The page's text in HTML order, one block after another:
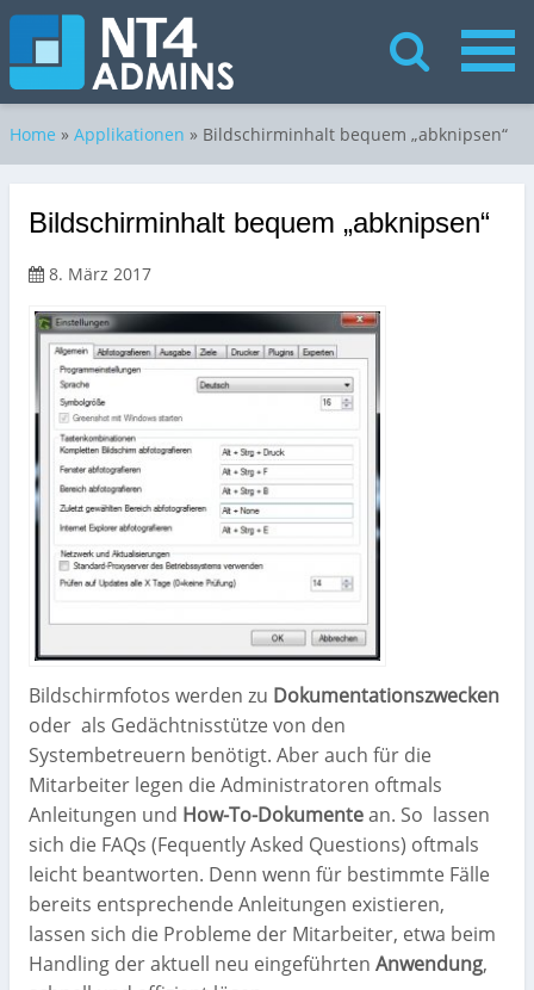
Home » Applikationen » Bildschirminhalt bequem „abknipsen“
Bildschirminhalt bequem „abknipsen“
8. März 2017
Bildschirmfotos werden zu Dokumentationszwecken
oder als Gedächtnisstütze von den
Systembetreuern benötigt. Aber auch für die
Mitarbeiter legen die Administratoren oftmals
Anleitungen und How-To-Dokumentean. So lassen
sich die FAQs (Fequently Asked Questions) oftmals
leicht beantworten. Denn wenn für bestimmte Fälle
bereits entsprechende Anleitungen existieren,
lassen sich die Probleme der Mitarbeiter, etwa beim
Handling der aktuell neu eingeführten Anwendung,